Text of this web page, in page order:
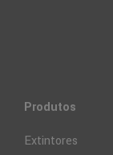
Produtos
Extintores